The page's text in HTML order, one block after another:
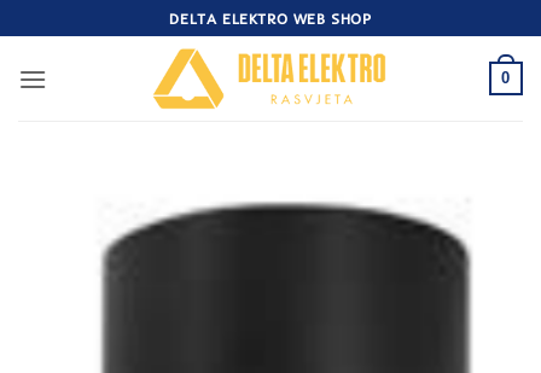
to
content
DELTA ELEKTRO WEB SHOP
0